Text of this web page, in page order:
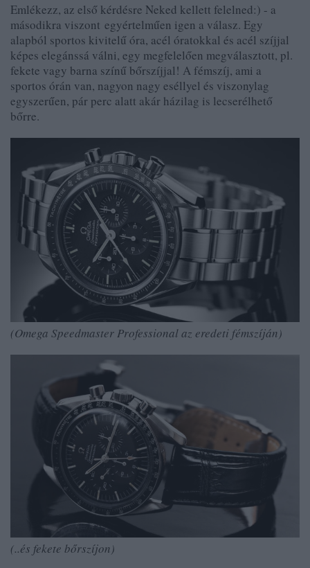
Emlékezz, az első kérdésre Neked kellett felelned:) - a
másodikra viszont egyértelműen igen a válasz. Egy
alapból sportos kivitelű óra, acél óratokkal és acél szíjjal
képes elegánssá válni, egy megfelelően megválasztott, pl.
fekete vagy barna színű bőrszíjjal! A fémszíj, ami a
sportos órán van, nagyon nagy eséllyel és viszonylag
egyszerűen, pár perc alatt akár házilag is lecserélhető
bőrre.
(Omega Speedmaster Professional az eredeti fémszíján)
(..és fekete bőrszíjon)